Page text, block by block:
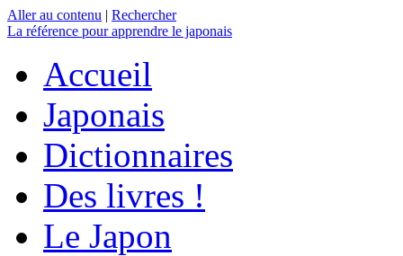
Aller au contenu | Rechercher
La référence pour apprendre le japonais
Accueil
Japonais
Dictionnaires
Des livres !
Le Japon